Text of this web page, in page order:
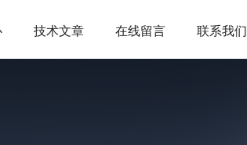
技术文章 在线留言 联系我们